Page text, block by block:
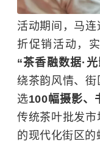
活动期间，马
折促销活动，
“茶香融数据·
绕茶韵风情、
选100幅摄影、
传统茶叶批发
的现代化街区的